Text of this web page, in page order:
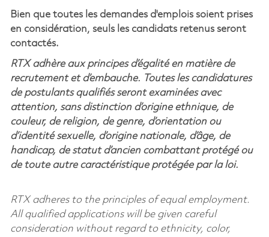
Bien que toutes les demandes d'emplois soient prises
en considération, seuls les candidats retenus seront
contactés.
RTX adhère aux principes d’égalité en matière de
recrutement et d’embauche. Toutes les candidatures
de postulants qualifiés seront examinées avec
attention, sans distinction d’origine ethnique, de
couleur, de religion, de genre, d’orientation ou
d’identité sexuelle, d’origine nationale, d’âge, de
handicap, de statut d’ancien combattant protégé ou
de toute autre caractéristique protégée par la loi.
RTX adheres to the principles of equal employment.
All qualified applications will be given careful
consideration without regard to ethnicity, color,